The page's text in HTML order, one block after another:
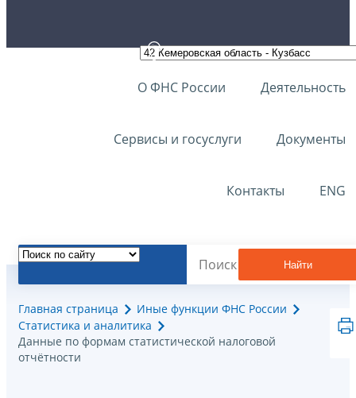
О ФНС России Деятельность
Сервисы и госуслуги Документы
Контакты ENG
Найти
Главная страница
Иные функции ФНС России
Статистика и аналитика
Данные по формам статистической налоговой
отчётности